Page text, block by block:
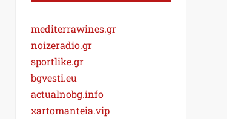
mediterrawines.gr
noizeradio.gr
sportlike.gr
bgvesti.eu
actualnobg.info
xartomanteia.vip